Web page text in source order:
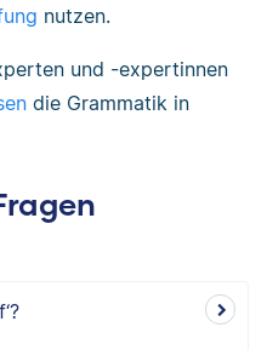
nutzen.
und -expertinnen
die Grammatik in